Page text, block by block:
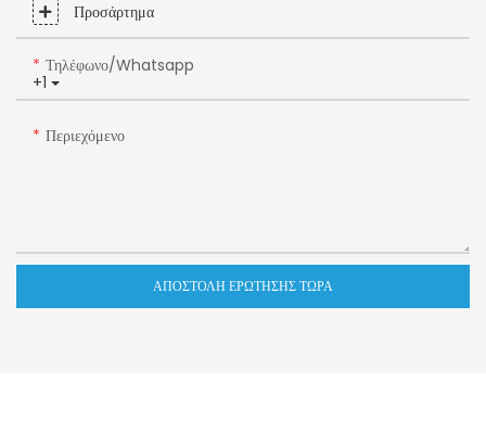
Προσάρτημα
+1
Τηλέφωνο/whatsapp
Περιεχόμενο
ΑΠΟΣΤΟΛΉ ΕΡΏΤΗΣΗΣ ΤΏΡΑ